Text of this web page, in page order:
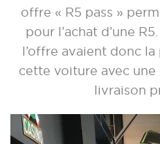
offre « R5 pass »
pour l’achat d’une
l’offre avaient donc la
cette voiture avec
livraison